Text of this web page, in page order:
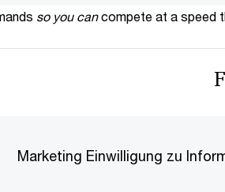
so you can compete at a speed
Marketing Einwilligung zu